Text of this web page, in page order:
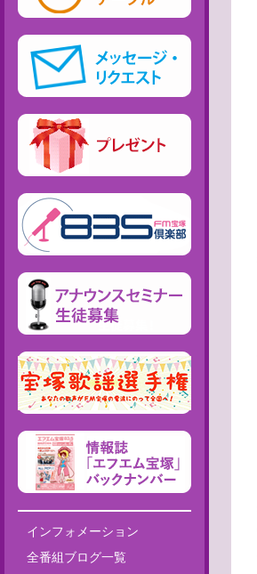
インフォメーション
全番組ブログ一覧